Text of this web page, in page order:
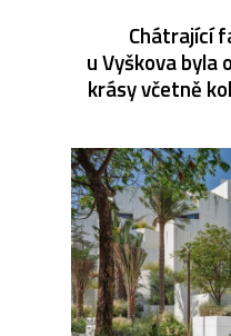
Chátrající
u Vyškova byla
krásy včetně